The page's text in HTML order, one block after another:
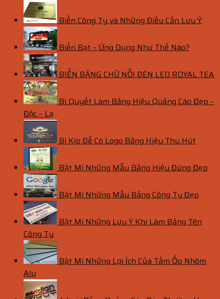
Biển Công Ty và Những Điều Cần Lưu Ý
Biển Bạt – Ứng Dụng Như Thế Nào?
BIỂN BẢNG CHỮ NỖI ĐÈN LED ROYAL TEA
Bí Quyết Làm Bảng Hiệu Quảng Cáo Đẹp –
Độc – Lạ
Bí Kíp Để Có Logo Bảng Hiệu Thu Hút
Bật Mí Những Mẫu Bảng Hiệu Đứng Đẹp
Bật Mí Những Mẫu Bảng Công Ty Đẹp
Bật Mí Những Lưu Ý Khi Làm Bảng Tên
Công Ty
Bật Mí Những Lợi Ích Của Tấm Ốp Nhôm
Alu